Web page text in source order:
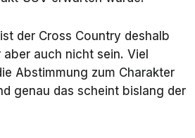
der Cross Country deshalb
auch nicht sein. Viel
Abstimmung zum Charakter
genau das scheint bislang der